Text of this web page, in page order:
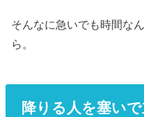
そんなに急いでも時間な
ら。
降りる人を塞い